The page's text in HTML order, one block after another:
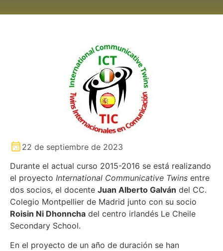
22 de septiembre de 2023
Durante el actual curso 2015-2016 se está realizando
el proyecto International Communicative Twins entre
dos socios, el docente Juan Alberto Galván del CC.
Colegio Montpellier de Madrid junto con su socio
Roisin Ni Dhonncha del centro irlandés Le Cheile
Secondary School.
En el proyecto de un año de duración se han